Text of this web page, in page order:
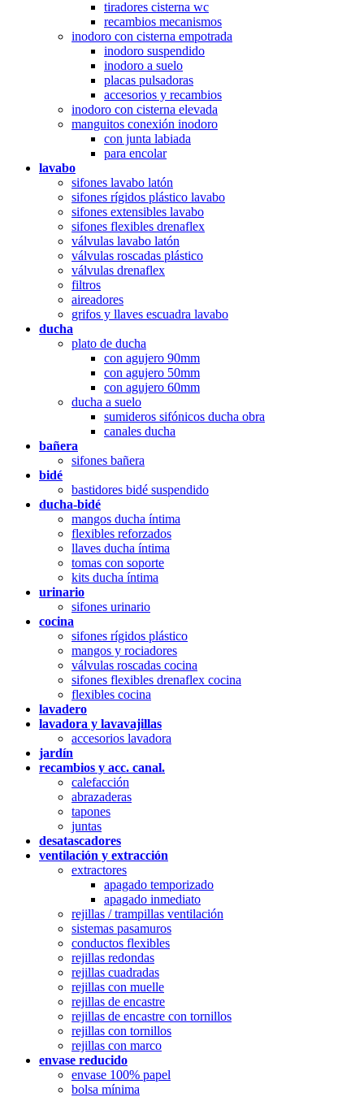
tiradores cisterna wc
recambios mecanismos
inodoro con cisterna empotrada
inodoro suspendido
inodoro a suelo
placas pulsadoras
accesorios y recambios
inodoro con cisterna elevada
manguitos conexión inodoro
con junta labiada
para encolar
lavabo
sifones lavabo latón
sifones rígidos plástico lavabo
sifones extensibles lavabo
sifones flexibles drenaflex
válvulas lavabo latón
válvulas roscadas plástico
válvulas drenaflex
filtros
aireadores
grifos y llaves escuadra lavabo
ducha
plato de ducha
con agujero 90mm
con agujero 50mm
con agujero 60mm
ducha a suelo
sumideros sifónicos ducha obra
canales ducha
bañera
sifones bañera
bidé
bastidores bidé suspendido
ducha-bidé
mangos ducha íntima
flexibles reforzados
llaves ducha íntima
tomas con soporte
kits ducha íntima
urinario
sifones urinario
cocina
sifones rígidos plástico
mangos y rociadores
válvulas roscadas cocina
sifones flexibles drenaflex cocina
flexibles cocina
lavadero
lavadora y lavavajillas
accesorios lavadora
jardín
recambios y acc. canal.
calefacción
abrazaderas
tapones
juntas
desatascadores
ventilación y extracción
extractores
apagado temporizado
apagado inmediato
rejillas / trampillas ventilación
sistemas pasamuros
conductos flexibles
rejillas redondas
rejillas cuadradas
rejillas con muelle
rejillas de encastre
rejillas de encastre con tornillos
rejillas con tornillos
rejillas con marco
envase reducido
envase 100% papel
bolsa mínima